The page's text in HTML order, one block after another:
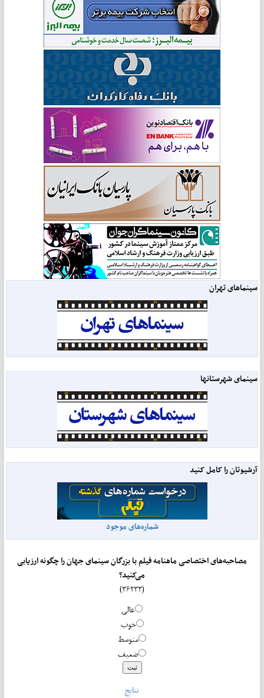
سینماهای تهران
سینمای شهرستانها
آرشیوتان را کامل کنید
شماره‌های موجود
مصاحبه‌های اختصاصی ماهنامه فیلم با بزرگان سینمای جهان را چگونه ارزیابی
می‌کنید؟
عالی
خوب
متوسط
ضعیف
نتایج